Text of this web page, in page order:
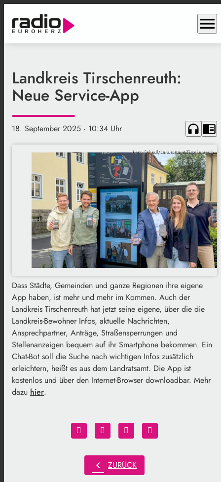
menu
Landkreis Tirschenreuth:
Neue Service-App
18. September 2025 · 10:34 Uhr headphones chrome_reader_mode
Lena Schedl/Landratsamt Tirschenreuth
Dass Städte, Gemeinden und ganze Regionen ihre eigene
App haben, ist mehr und mehr im Kommen. Auch der
Landkreis Tirschenreuth hat jetzt seine eigene, über die die
Landkreis-Bewohner Infos, aktuelle Nachrichten,
Ansprechpartner, Anträge, Straßensperrungen und
Stellenanzeigen bequem auf ihr Smartphone bekommen. Ein
Chat-Bot soll die Suche nach wichtigen Infos zusätzlich
erleichtern, heißt es aus dem Landratsamt. Die App ist
kostenlos und über den Internet-Browser downloadbar. Mehr
dazu hier.
chevron_left ZURÜCK